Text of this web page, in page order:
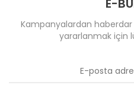
E-
Kampanyalardan haberdar
yararlanmak için